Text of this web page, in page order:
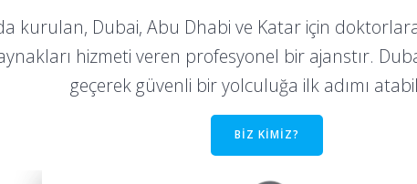
kurulan, Dubai, Abu Dhabi ve Katar için
hizmeti veren profesyonel bir ajanstır.
geçerek güvenli bir yolculuğa ilk adımı
BİZ KİMİZ?